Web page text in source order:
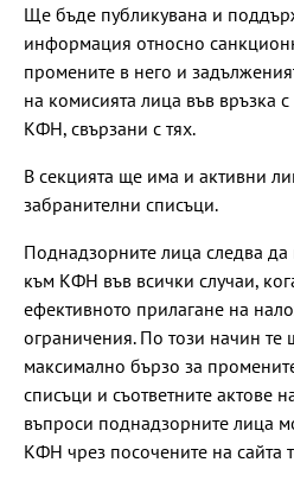
Ще бъде публикувана и
информация относно
промените в него и
на комисията лица във връзка
КФН, свързани с тях.
В секцията ще има и активни
забранителни списъци.
Поднадзорните лица следва
към КФН във всички случаи,
ефективното прилагане на
ограничения. По този начин те
максимално бързо за
списъци и съответните актове
въпроси поднадзорните лица
КФН чрез посочените на сайта